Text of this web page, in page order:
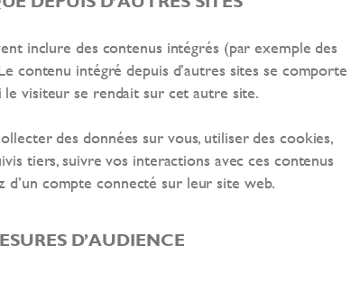
inclure des contenus intégrés (par exemple des
contenu intégré depuis d’autres sites se comporte
visiteur se rendait sur cet autre site.
des données sur vous, utiliser des cookies,
tiers, suivre vos interactions avec ces contenus
d’un compte connecté sur leur site web.
D’AUDIENCE